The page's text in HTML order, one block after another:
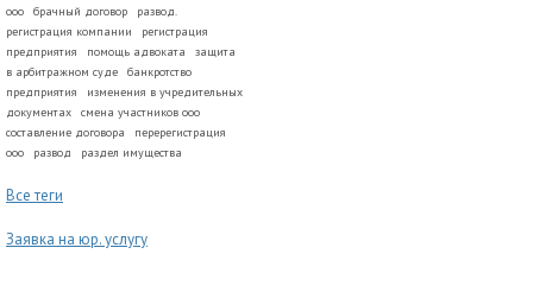
ооо
брачный договор
развод.
регистрация компании
регистрация
предприятия
помощь адвоката
защита
в арбитражном суде
банкротство
предприятия
изменения в учредительных
документах
смена участников ооо
составление договора
перерегистрация
ооо
развод раздел имущества
Все теги
Заявка на юр. услугу